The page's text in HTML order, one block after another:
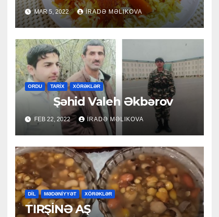
MAR 5, 2022 İRADƏ MƏLIKOVA
ORDU TARİX XÖRƏKLƏR
Şəhid Valeh Əkbərov
FEB 22, 2022 İRADƏ MƏLIKOVA
DİL MƏDƏNİYYƏT XÖRƏKLƏR
TIRŞİNƏ AŞ